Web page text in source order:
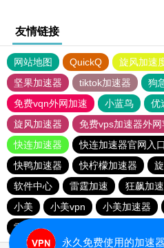
友情链接
网站地图 QuickQ 旋风加速
坚果加速器
tiktok加速器
狗
免费vqn外网加速
小蓝鸟 优
旋风加速器
免费vps加速器外网
快连加速器
快连加速器官网入口
快鸭加速器
快柠檬加速器
软件中心
雷霆加速 狂飙加
小美
小美vpn 小美加速器
雷霆加速版ins
永久免费使用的加速器